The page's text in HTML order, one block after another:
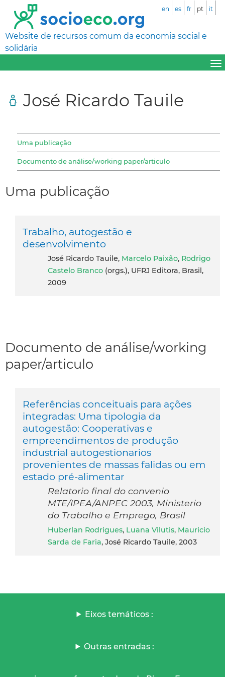
Website de recursos comum da economia social e
solidária
en es fr pt it
José Ricardo Tauile
Uma publicação
Documento de análise/working paper/articulo
Uma publicação
Trabalho, autogestão e
desenvolvimento
José Ricardo Tauile, Marcelo Paixão, Rodrigo
Castelo Branco (orgs.), UFRJ Editora, Brasil,
2009
Documento de análise/working
paper/articulo
Referências conceituais para ações
integradas: Uma tipologia da
autogestão: Cooperativas e
empreendimentos de produção
industrial autogestionarios
provenientes de massas falidas ou em
estado pré-alimentar
Relatorio final do convenio
MTE/IPEA/ANPEC 2003, Ministerio
do Trabalho e Emprego, Brasil
Huberlan Rodrigues, Luana Vilutis, Mauricio
Sarda de Faria, José Ricardo Tauile, 2003
Eixos temáticos :
Outras entradas :